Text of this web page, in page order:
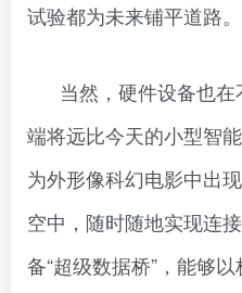
试验都为未来铺平道路。
当然，硬件设备也
端将远比今天的小型智
为外形像科幻电影中出
空中，随时随地实现连
备“超级数据桥”，能够